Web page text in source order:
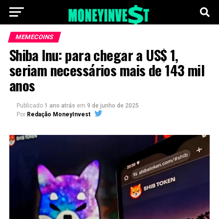
MEMECOINS
Shiba Inu: para chegar a US$ 1,
seriam necessários mais de 143 mil
anos
Publicado 1 ano atrás em 9 de junho de 2025
Por Redação MoneyInvest